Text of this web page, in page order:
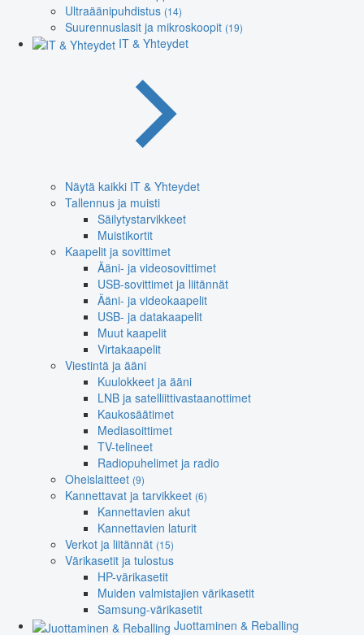
Ultraäänipuhdistus (14)
Suurennuslasit ja mikroskoopit (19)
IT & Yhteydet
Näytä kaikki IT & Yhteydet
Tallennus ja muisti
Säilytystarvikkeet
Muistikortit
Kaapelit ja sovittimet
Ääni- ja videosovittimet
USB-sovittimet ja liitännät
Ääni- ja videokaapelit
USB- ja datakaapelit
Muut kaapelit
Virtakaapelit
Viestintä ja ääni
Kuulokkeet ja ääni
LNB ja satelliittivastaanottimet
Kaukosäätimet
Mediasoittimet
TV-telineet
Radiopuhelimet ja radio
Oheislaitteet (9)
Kannettavat ja tarvikkeet (6)
Kannettavien akut
Kannettavien laturit
Verkot ja liitännät (15)
Värikasetit ja tulostus
HP-värikasetit
Muiden valmistajien värikasetit
Samsung-värikasetit
Juottaminen & Reballing